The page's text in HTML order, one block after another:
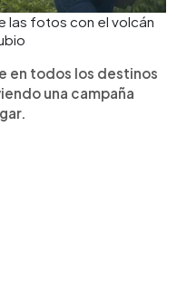
las fotos con el volcán
en todos los destinos
una campaña